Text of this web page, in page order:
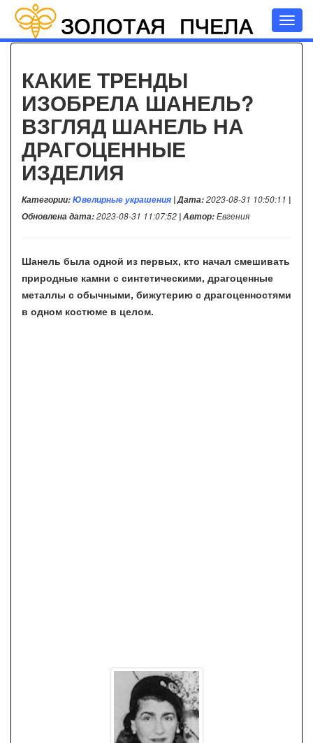
КАКИЕ ТРЕНДЫ
ИЗОБРЕЛА ШАНЕЛЬ?
ВЗГЛЯД ШАНЕЛЬ НА
ДРАГОЦЕННЫЕ
ИЗДЕЛИЯ
Категории:Ювелирные украшения | Дата:2023-08-31 10:50:11 |
Обновлена дата:2023-08-31 11:07:52 | Автор:Евгения
Шанель была одной из первых, кто начал смешивать
природные камни с синтетическими, драгоценные
металлы с обычными, бижутерию с драгоценностями
в одном костюме в целом.